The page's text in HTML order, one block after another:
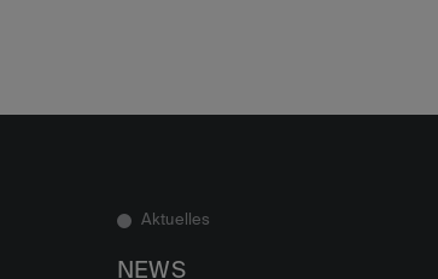
Aktuelles
NEWS